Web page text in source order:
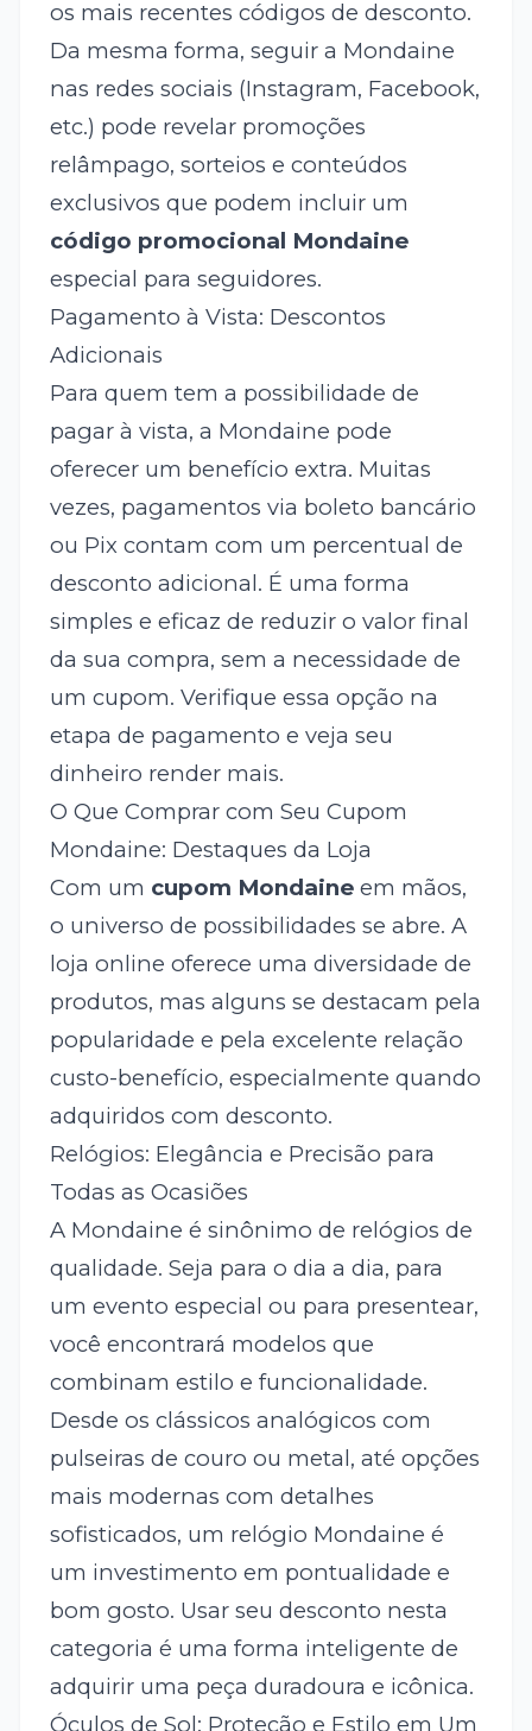
os mais recentes códigos de desconto.
Da mesma forma, seguir a Mondaine
nas redes sociais (Instagram, Facebook,
etc.) pode revelar promoções
relâmpago, sorteios e conteúdos
exclusivos que podem incluir um
código promocional Mondaine
especial para seguidores.
Pagamento à Vista: Descontos
Adicionais
Para quem tem a possibilidade de
pagar à vista, a Mondaine pode
oferecer um benefício extra. Muitas
vezes, pagamentos via boleto bancário
ou Pix contam com um percentual de
desconto adicional. É uma forma
simples e eficaz de reduzir o valor final
da sua compra, sem a necessidade de
um cupom. Verifique essa opção na
etapa de pagamento e veja seu
dinheiro render mais.
O Que Comprar com Seu Cupom
Mondaine: Destaques da Loja
Com um cupom Mondaineem mãos,
o universo de possibilidades se abre. A
loja online oferece uma diversidade de
produtos, mas alguns se destacam pela
popularidade e pela excelente relação
custo-benefício, especialmente quando
adquiridos com desconto.
Relógios: Elegância e Precisão para
Todas as Ocasiões
A Mondaine é sinônimo de relógios de
qualidade. Seja para o dia a dia, para
um evento especial ou para presentear,
você encontrará modelos que
combinam estilo e funcionalidade.
Desde os clássicos analógicos com
pulseiras de couro ou metal, até opções
mais modernas com detalhes
sofisticados, um relógio Mondaine é
um investimento em pontualidade e
bom gosto. Usar seu desconto nesta
categoria é uma forma inteligente de
adquirir uma peça duradoura e icônica.
Óculos de Sol: Proteção e Estilo em Um